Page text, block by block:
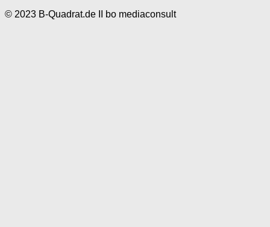
© 2023 B-Quadrat.de II bo mediaconsult